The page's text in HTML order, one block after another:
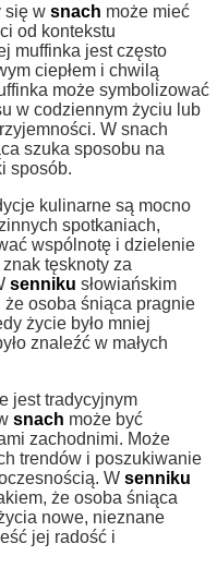
się w snach może mieć
od kontekstu
muffinka jest często
ciepłem i chwilą
może symbolizować
w codziennym życiu lub
W snach
szuka sposobu na
sposób.
kulinarne są mocno
spotkaniach,
wspólnotę i dzielenie
tęsknoty za
senniku słowiańskim
że osoba śniąca pragnie
życie było mniej
znaleźć w małych
jest tradycyjnym
snach może być
zachodnimi. Może
trendów i poszukiwanie
W senniku
że osoba śniąca
nowe, nieznane
jej radość i